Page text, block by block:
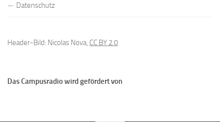
Datenschutz
Header-Bild: Nicolas Nova, CC BY 2.0
Das Campusradio wird gefördert von